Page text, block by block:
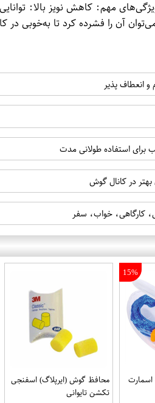
آن را فشرده کرد تا به‌خوبی در
و انعطاف پذیر
برای استفاده طولانی مدت
بهتر در کانال گوش
کارگاهی، خواب، سفر
15%
محافظ گوش (ایرپلاگ) اسفنجی
تکشن تایوانی